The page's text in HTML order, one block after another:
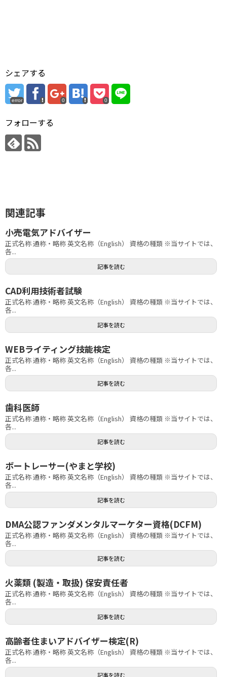
シェアする
error 0 0
フォローする
関連記事
小売電気アドバイザー
正式名称 通称・略称 英文名称（English） 資格の種類 ※当サイトでは、
各...
記事を読む
CAD利用技術者試験
正式名称 通称・略称 英文名称（English） 資格の種類 ※当サイトでは、
各...
記事を読む
WEBライティング技能検定
正式名称 通称・略称 英文名称（English） 資格の種類 ※当サイトでは、
各...
記事を読む
歯科医師
正式名称 通称・略称 英文名称（English） 資格の種類 ※当サイトでは、
各...
記事を読む
ボートレーサー(やまと学校)
正式名称 通称・略称 英文名称（English） 資格の種類 ※当サイトでは、
各...
記事を読む
DMA公認ファンダメンタルマーケター資格(DCFM)
正式名称 通称・略称 英文名称（English） 資格の種類 ※当サイトでは、
各...
記事を読む
火薬類 (製造・取扱) 保安責任者
正式名称 通称・略称 英文名称（English） 資格の種類 ※当サイトでは、
各...
記事を読む
高齢者住まいアドバイザー検定(R)
正式名称 通称・略称 英文名称（English） 資格の種類 ※当サイトでは、
各...
記事を読む